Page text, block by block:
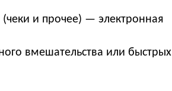
и прочее) — электронная
вмешательства или быстрых